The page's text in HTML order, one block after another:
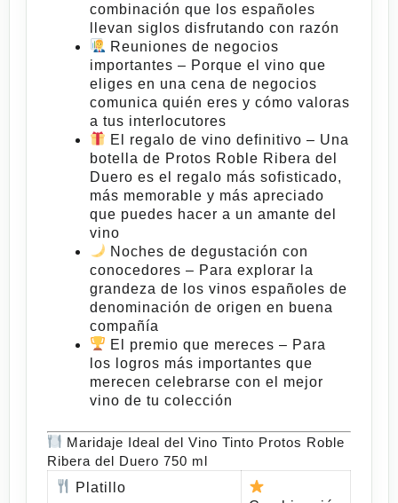
combinación que los españoles
llevan siglos disfrutando con razón
Reuniones de negocios
importantes – Porque el vino que
eliges en una cena de negocios
comunica quién eres y cómo valoras
a tus interlocutores
El regalo de vino definitivo – Una
botella de Protos Roble Ribera del
Duero es el regalo más sofisticado,
más memorable y más apreciado
que puedes hacer a un amante del
vino
Noches de degustación con
conocedores – Para explorar la
grandeza de los vinos españoles de
denominación de origen en buena
compañía
El premio que mereces – Para
los logros más importantes que
merecen celebrarse con el mejor
vino de tu colección
Maridaje Ideal del Vino Tinto Protos Roble
Ribera del Duero 750 ml
Platillo